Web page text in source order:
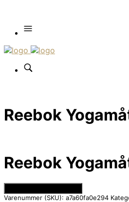
Reebok
Reebok
Varenummer (SKU): a7a60fa0e294